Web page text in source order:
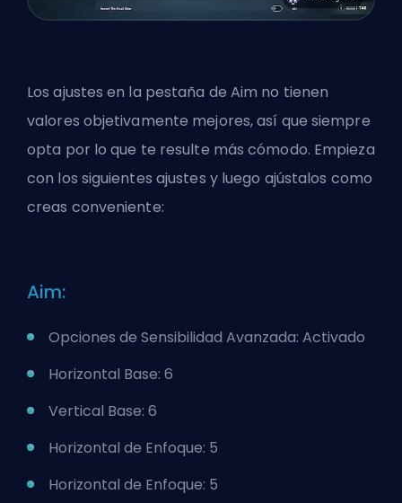
Los ajustes en la pestaña de Aim no tienen
valores objetivamente mejores, así que siempre
opta por lo que te resulte más cómodo. Empieza
con los siguientes ajustes y luego ajústalos como
creas conveniente:
Aim:
Opciones de Sensibilidad Avanzada: Activado
Horizontal Base: 6
Vertical Base: 6
Horizontal de Enfoque: 5
Horizontal de Enfoque: 5